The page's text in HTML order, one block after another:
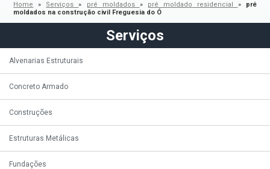
Home » Serviços» pré moldados » pré moldado residencial »
pré
moldados na construção civil Freguesia do Ó
Serviços
Alvenarias Estruturais
Concreto Armado
Construções
Estruturas Metálicas
Fundações